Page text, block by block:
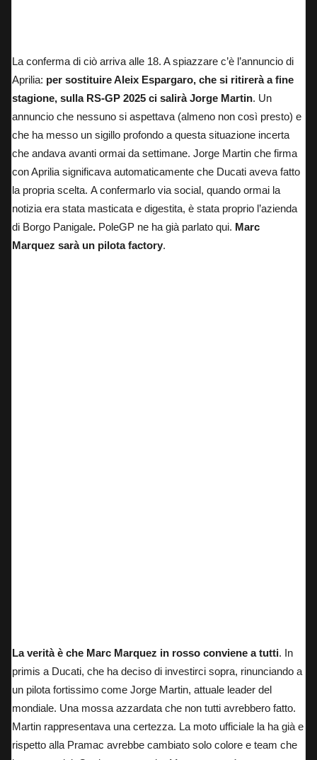
La conferma di ciò arriva alle 18. A spiazzare c’è l’annuncio di
Aprilia: per sostituire Aleix Espargaro, che si ritirerà a fine
stagione, sulla RS-GP 2025 ci salirà Jorge Martin. Un
annuncio che nessuno si aspettava (almeno non così presto) e
che ha messo un sigillo profondo a questa situazione incerta
che andava avanti ormai da settimane. Jorge Martin che firma
con Aprilia significava automaticamente che Ducati aveva fatto
la propria scelta. A confermarlo via social, quando ormai la
notizia era stata masticata e digestita, è stata proprio l’azienda
di Borgo Panigale. PoleGP ne ha già parlato qui. Marc
Marquez sarà un pilota factory.
La verità è che Marc Marquez in rosso conviene a tutti. In
primis a Ducati, che ha deciso di investirci sopra, rinunciando a
un pilota fortissimo come Jorge Martin, attuale leader del
mondiale. Una mossa azzardata che non tutti avrebbero fatto.
Martin rappresentava una certezza. La moto ufficiale la ha già e
rispetto alla Pramac avrebbe cambiato solo colore e team che